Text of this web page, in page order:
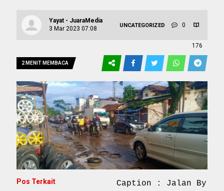
Yayat - JuaraMedia
3 Mar 2023 07:08
UNCATEGORIZED 0
176
2 MENIT MEMBACA
Caption : Jalan By
Pos Terkait